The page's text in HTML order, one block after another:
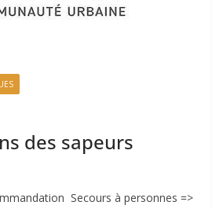
des sapeurs
Secours à personnes =>